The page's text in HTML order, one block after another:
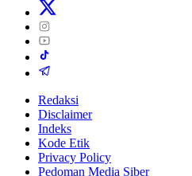
Redaksi
Disclaimer
Indeks
Kode Etik
Privacy Policy
Pedoman Media Siber